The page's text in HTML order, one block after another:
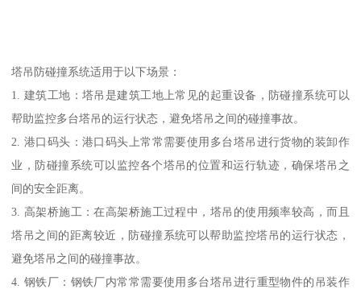
塔吊防碰撞系统适用于以下场景：
1. 建筑工地：塔吊是建筑工地上常见的起重设备，防碰撞系统可以
帮助监控多台塔吊的运行状态，避免塔吊之间的碰撞事故。
2. 港口码头：港口码头上常常需要使用多台塔吊进行货物的装卸作
业，防碰撞系统可以监控各个塔吊的位置和运行轨迹，确保塔吊之
间的安全距离。
3. 高架桥施工：在高架桥施工过程中，塔吊的使用频率较高，而且
塔吊之间的距离较近，防碰撞系统可以帮助监控塔吊的运行状态，
避免塔吊之间的碰撞事故。
4. 钢铁厂：钢铁厂内常常需要使用多台塔吊进行重型物件的吊装作